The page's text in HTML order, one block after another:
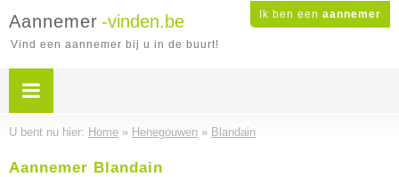
Ik ben een aannemer
Aannemer -vinden.be
Vind een aannemer bij u in de buurt!
U bent nu hier: Home » Henegouwen » Blandain
Aannemer Blandain